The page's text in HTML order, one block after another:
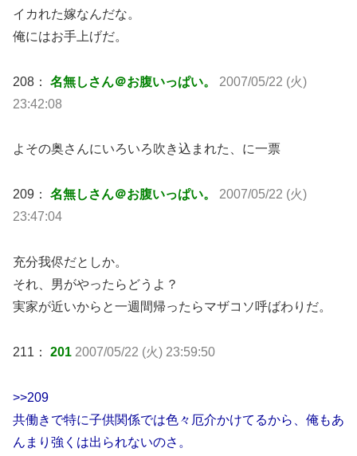
イカれた嫁なんだな。
俺にはお手上げだ。
208： 名無しさん＠お腹いっぱい。 2007/05/22 (火)
23:42:08
よその奥さんにいろいろ吹き込まれた、に一票
209： 名無しさん＠お腹いっぱい。 2007/05/22 (火)
23:47:04
充分我侭だとしか。
それ、男がやったらどうよ？
実家が近いからと一週間帰ったらマザコソ呼ばわりだ。
211： 201 2007/05/22 (火) 23:59:50
>>209
共働きで特に子供関係では色々厄介かけてるから、俺もあ
んまり強くは出られないのさ。